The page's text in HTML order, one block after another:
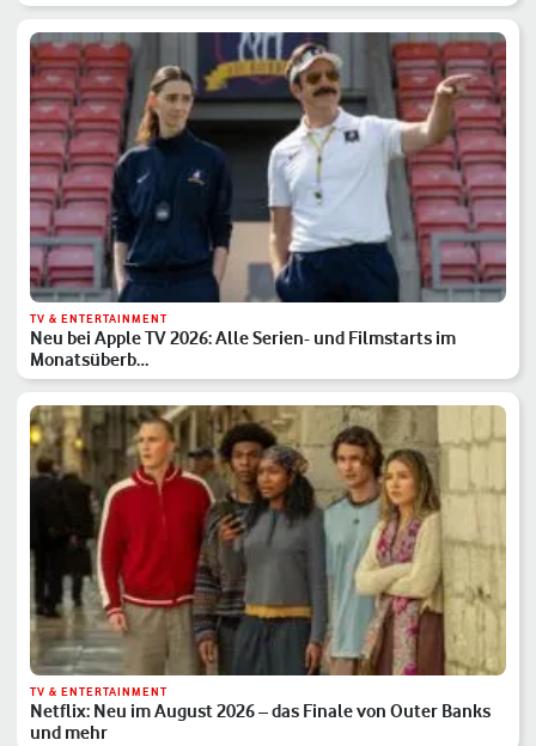
TV & ENTERTAINMENT
Neu bei Apple TV 2026: Alle Serien- und Filmstarts im
Monatsüberb…
TV & ENTERTAINMENT
Netflix: Neu im August 2026 – das Finale von Outer Banks
und mehr